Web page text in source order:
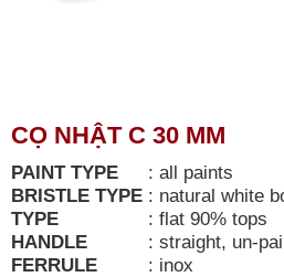
CỌ NHẬT C 30 MM
PAINT TYPE : all paints
BRISTLE TYPE : natural white
TYPE
: flat 90% tops
HANDLE
: straight, un-
FERRULE
: inox